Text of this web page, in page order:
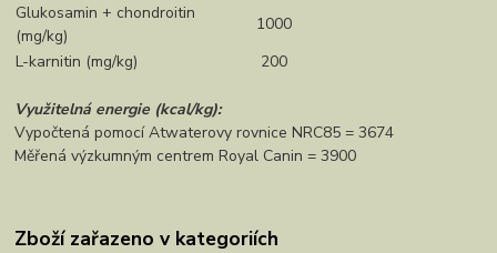
Glukosamin + chondroitin
(mg/kg)
1000
L-karnitin (mg/kg)
200
Využitelná energie (kcal/kg):
Vypočtená pomocí Atwaterovy rovnice NRC85 = 3674
Měřená výzkumným centrem Royal Canin = 3900
Zboží zařazeno v kategoriích